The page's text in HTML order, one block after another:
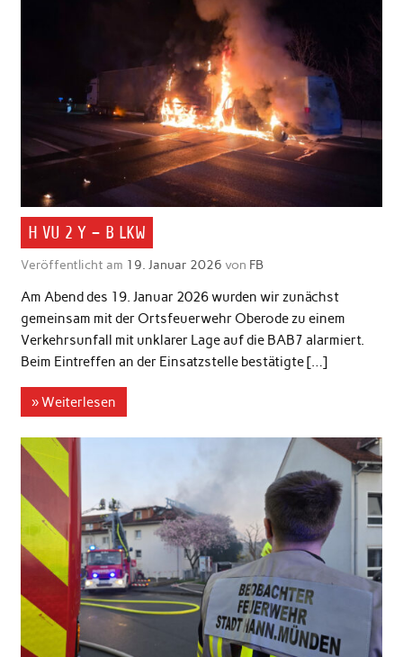
H VU 2 Y – B LKW
Veröffentlicht am 19. Januar 2026 von FB
Am Abend des 19. Januar 2026 wurden wir zunächst
gemeinsam mit der Ortsfeuerwehr Oberode zu einem
Verkehrsunfall mit unklarer Lage auf die BAB7 alarmiert.
Beim Eintreffen an der Einsatzstelle bestätigte […]
» Weiterlesen